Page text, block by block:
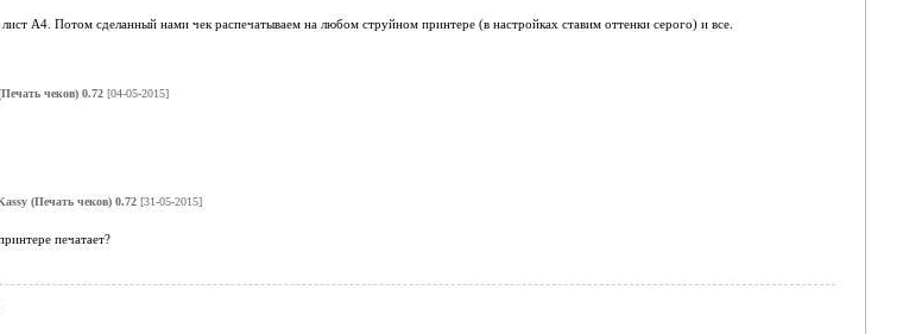
А4. Потом сделанный нами чек распечатываем на любом струйном принтере (в настройках ставим оттенки серого) и все.
чеков) 0.72[04-05-2015]
(Печать чеков) 0.72[31-05-2015]
печатает?